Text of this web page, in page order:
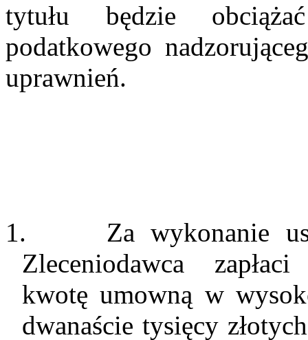
tytułu będzie
podatkowego
uprawnień.
1.
Za wykonanie
Zleceniodawca
kwotę umowną w
dwanaście tysięcy